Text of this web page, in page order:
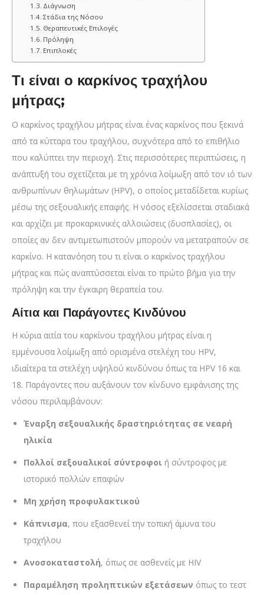
Διάγνωση
Στάδια της Νόσου
Θεραπευτικές Επιλογές
Πρόληψη
Επιπλοκές
Τι είναι ο καρκίνος τραχήλου
μήτρας;
Ο καρκίνος τραχήλου μήτρας είναι ένας καρκίνος που ξεκινά
από τα κύτταρα του τραχήλου, συχνότερα από το επιθήλιο
που καλύπτει την περιοχή. Στις περισσότερες περιπτώσεις, η
ανάπτυξή του σχετίζεται με τη χρόνια λοίμωξη από τον ιό των
ανθρωπίνων θηλωμάτων (HPV), ο οποίος μεταδίδεται κυρίως
μέσω της σεξουαλικής επαφής. Η νόσος εξελίσσεται σταδιακά
και αρχίζει με προκαρκινικές αλλοιώσεις (δυσπλασίες), οι
οποίες αν δεν αντιμετωπιστούν μπορούν να μετατραπούν σε
καρκίνο. Η κατανόηση του τι είναι ο καρκίνος τραχήλου
μήτρας και πώς αναπτύσσεται είναι το πρώτο βήμα για την
πρόληψη και την έγκαιρη θεραπεία του.
Αίτια και Παράγοντες Κινδύνου
Η κύρια αιτία του καρκίνου τραχήλου μήτρας είναι η
εμμένουσα λοίμωξη από ορισμένα στελέχη του HPV,
ιδιαίτερα τα στελέχη υψηλού κινδύνου όπως τα HPV 16 και
18. Παράγοντες που αυξάνουν τον κίνδυνο εμφάνισης της
νόσου περιλαμβάνουν:
Έναρξη σεξουαλικής δραστηριότητας σε νεαρή
ηλικία
Πολλοί σεξουαλικοί σύντροφοι ή σύντροφος με
ιστορικό πολλών επαφών
Μη χρήση προφυλακτικού
Κάπνισμα, που εξασθενεί την τοπική άμυνα του
τραχήλου
Ανοσοκαταστολή, όπως σε ασθενείς με HIV
Παραμέληση προληπτικών εξετάσεων όπως το τεστ